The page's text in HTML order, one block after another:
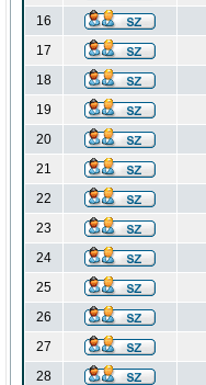
16
17
18
19
20
21
22
23
24
25
26
27
28